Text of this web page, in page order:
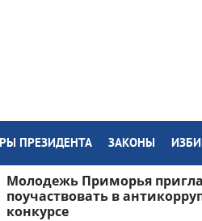
ПРЕЗИДЕНТА ЗАКОНЫ
Молодежь Приморья
поучаствовать в
конкурсе